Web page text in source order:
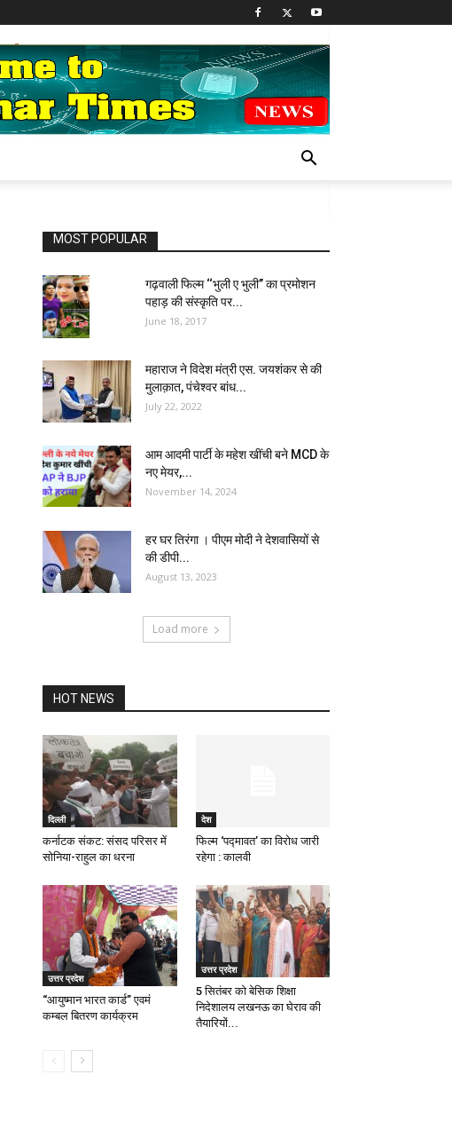
MOST POPULAR
गढ़वाली फिल्म ‘‘भुली ए भुली’’ का प्रमोशन
पहाड़ की संस्कृति पर...
June 18, 2017
महाराज ने विदेश मंत्री एस. जयशंकर से की
मुलाक़ात, पंचेश्वर बांध...
July 22, 2022
आम आदमी पार्टी के महेश खींची बने MCD के
नए मेयर,...
November 14, 2024
हर घर तिरंगा । पीएम मोदी ने देशवासियों से
की डीपी...
August 13, 2023
Load more
HOT NEWS
दिल्ली
कर्नाटक संकट: संसद परिसर में
सोनिया-राहुल का धरना
देश
फिल्म ‘पद्मावत’ का विरोध जारी
रहेगा : कालवी
उत्तर प्रदेश
“आयुष्मान भारत कार्ड” एवमं
कम्बल बितरण कार्यक्रम
उत्तर प्रदेश
5 सितंबर को बेसिक शिक्षा
निदेशालय लखनऊ का घेराव की
तैयारियों...